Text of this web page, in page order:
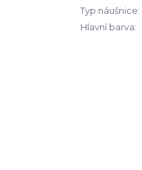
Typ náušnice:
Hlavní barva: